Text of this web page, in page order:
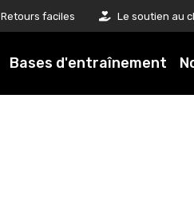
Retours faciles Le soutien au client est notre
Bases d'entraînement